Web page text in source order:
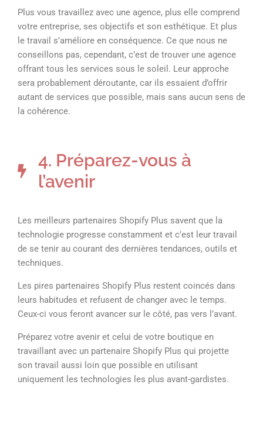
Plus vous travaillez avec une agence, plus elle comprend
votre entreprise, ses objectifs et son esthétique. Et plus
le travail s’améliore en conséquence. Ce que nous ne
conseillons pas, cependant, c’est de trouver une agence
offrant tous les services sous le soleil. Leur approche
sera probablement déroutante, car ils essaient d’offrir
autant de services que possible, mais sans aucun sens de
la cohérence.
4. Préparez-vous à
l’avenir
Les meilleurs partenaires Shopify Plus savent que la
technologie progresse constamment et c’est leur travail
de se tenir au courant des dernières tendances, outils et
techniques.
Les pires partenaires Shopify Plus restent coincés dans
leurs habitudes et refusent de changer avec le temps.
Ceux-ci vous feront avancer sur le côté, pas vers l’avant.
Préparez votre avenir et celui de votre boutique en
travaillant avec un partenaire Shopify Plus qui projette
son travail aussi loin que possible en utilisant
uniquement les technologies les plus avant-gardistes.